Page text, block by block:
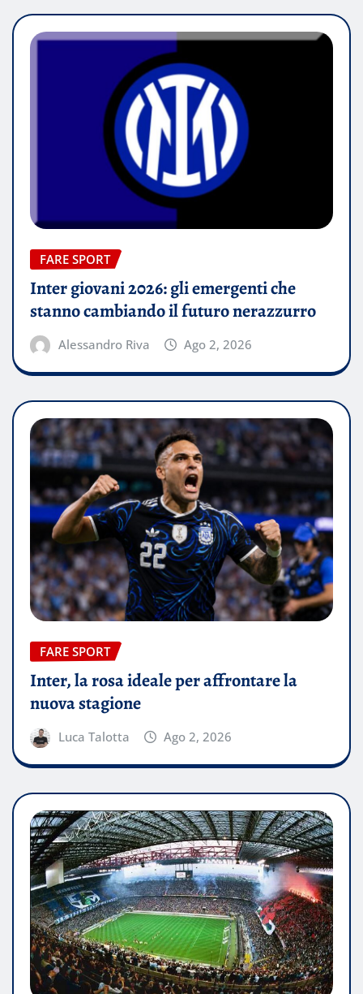
FARE SPORT
Inter giovani 2026: gli emergenti che
stanno cambiando il futuro nerazzurro
Alessandro Riva Ago 2, 2026
FARE SPORT
Inter, la rosa ideale per affrontare la
nuova stagione
Luca Talotta Ago 2, 2026